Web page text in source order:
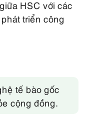
HSC với các
triển công
tế bào gốc
cộng đồ​ng.​